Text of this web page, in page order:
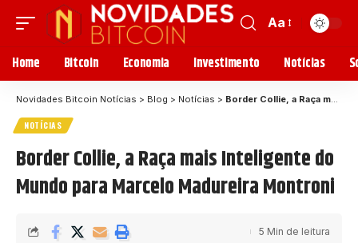
Aa
Home Bitcoin Economia Investimento Notícias
Novidades Bitcoin Notícias > Blog > Notícias > Border Collie, a Raça mais Inteligente do Mundo para Marcelo Madureira Montroni
NOTÍCIAS
Border Collie, a Raça mais Inteligente do
Mundo para Marcelo Madureira Montroni
5 Min de leitura